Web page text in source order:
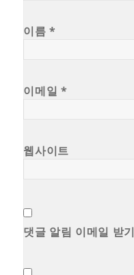
이름*
이메일 *
웹사이트
댓글 알림 이메일 받기